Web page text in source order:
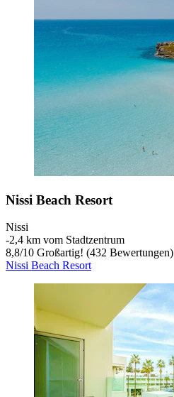
Nissi Beach Resort
Nissi
‐2,4 km vom Stadtzentrum
8,8/10 Großartig! (432 Bewertungen)
Nissi Beach Resort